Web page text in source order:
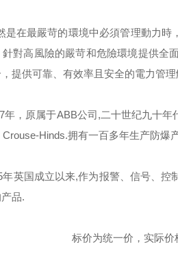
是在最嚴苛的環境中必須管理動力
對高風險的嚴苛和危險環境提供全
提供可靠、有效率且安全的電力管
年，原属于ABB公司,二十世纪九十年
Hinds.拥有一百多年生产防爆
年英国成立以来,作为报警、信号、控
品.
标价为统一价，实际